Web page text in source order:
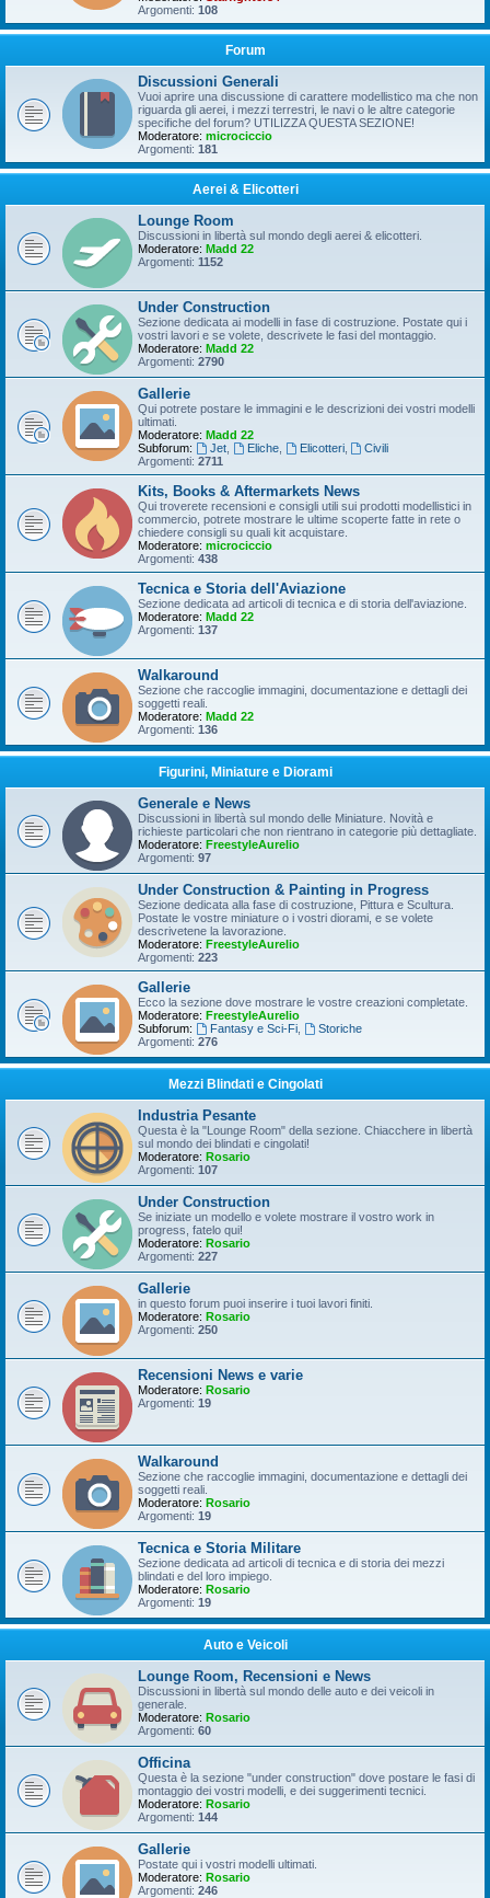
Argomenti: 108
Forum
Discussioni Generali
Vuoi aprire una discussione di carattere modellistico ma che non
riguarda gli aerei, i mezzi terrestri, le navi o le altre categorie
specifiche del forum? UTILIZZA QUESTA SEZIONE!
Moderatore: microciccio
Argomenti: 181
Aerei & Elicotteri
Lounge Room
Discussioni in libertà sul mondo degli aerei & elicotteri.
Moderatore: Madd 22
Argomenti: 1152
Under Construction
Sezione dedicata ai modelli in fase di costruzione. Postate qui i
vostri lavori e se volete, descrivete le fasi del montaggio.
Moderatore: Madd 22
Argomenti: 2790
Gallerie
Qui potrete postare le immagini e le descrizioni dei vostri modelli
ultimati.
Moderatore: Madd 22
Subforum:
Jet, Eliche, Elicotteri,
Civili
Argomenti: 2711
Kits, Books & Aftermarkets News
Qui troverete recensioni e consigli utili sui prodotti modellistici in
commercio, potrete mostrare le ultime scoperte fatte in rete o
chiedere consigli su quali kit acquistare.
Moderatore: microciccio
Argomenti: 438
Tecnica e Storia dell'Aviazione
Sezione dedicata ad articoli di tecnica e di storia dell'aviazione.
Moderatore: Madd 22
Argomenti: 137
Walkaround
Sezione che raccoglie immagini, documentazione e dettagli dei
soggetti reali.
Moderatore: Madd 22
Argomenti: 136
Figurini, Miniature e Diorami
Generale e News
Discussioni in libertà sul mondo delle Miniature. Novità e
richieste particolari che non rientrano in categorie più dettagliate.
Moderatore: FreestyleAurelio
Argomenti: 97
Under Construction & Painting in Progress
Sezione dedicata alla fase di costruzione, Pittura e Scultura.
Postate le vostre miniature o i vostri diorami, e se volete
descrivetene la lavorazione.
Moderatore: FreestyleAurelio
Argomenti: 223
Gallerie
Ecco la sezione dove mostrare le vostre creazioni completate.
Moderatore: FreestyleAurelio
Subforum:
Fantasy e Sci-Fi,
Storiche
Argomenti: 276
Mezzi Blindati e Cingolati
Industria Pesante
Questa è la "Lounge Room" della sezione. Chiacchere in libertà
sul mondo dei blindati e cingolati!
Moderatore: Rosario
Argomenti: 107
Under Construction
Se iniziate un modello e volete mostrare il vostro work in
progress, fatelo qui!
Moderatore: Rosario
Argomenti: 227
Gallerie
in questo forum puoi inserire i tuoi lavori finiti.
Moderatore: Rosario
Argomenti: 250
Recensioni News e varie
Moderatore: Rosario
Argomenti: 19
Walkaround
Sezione che raccoglie immagini, documentazione e dettagli dei
soggetti reali.
Moderatore: Rosario
Argomenti: 19
Tecnica e Storia Militare
Sezione dedicata ad articoli di tecnica e di storia dei mezzi
blindati e del loro impiego.
Moderatore: Rosario
Argomenti: 19
Auto e Veicoli
Lounge Room, Recensioni e News
Discussioni in libertà sul mondo delle auto e dei veicoli in
generale.
Moderatore: Rosario
Argomenti: 60
Officina
Questa è la sezione "under construction" dove postare le fasi di
montaggio dei vostri modelli, e dei suggerimenti tecnici.
Moderatore: Rosario
Argomenti: 144
Gallerie
Postate qui i vostri modelli ultimati.
Moderatore: Rosario
Argomenti: 246